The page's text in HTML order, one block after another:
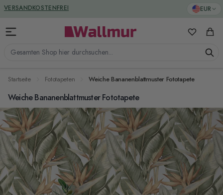
Zum Inhalt springen EUR
Gesamten Shop hier durchsuchen...
Meine
VERSANDKOSTENFREI
GREENGUARD ZERTIFIZIERT
Startseite Fototapeten Weiche Bananenblattmuster Fototapete
Weiche Bananenblattmuster Fototapete